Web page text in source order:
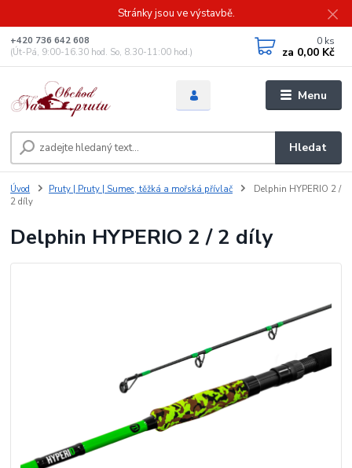
Stránky jsou ve výstavbě.
Menu
Hledat
+420 736 642 608
(Út-Pá, 9:00-16.30 hod. So, 8.30-11:00 hod.)
0 ks
za 0,00 Kč
Úvod Pruty | Pruty | Sumec, těžká a mořská přívlač
Delphin HYPERIO 2 /
2 díly
Delphin HYPERIO 2 / 2 díly